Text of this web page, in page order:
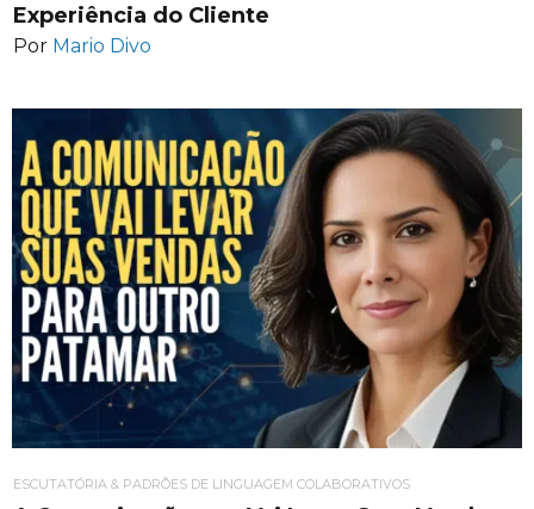
Experiência do Cliente
Por Mario Divo
ESCUTATÓRIA & PADRÕES DE LINGUAGEM COLABORATIVOS